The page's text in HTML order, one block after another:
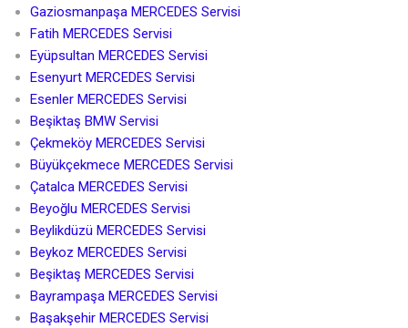
Gaziosmanpaşa MERCEDES Servisi
Fatih MERCEDES Servisi
Eyüpsultan MERCEDES Servisi
Esenyurt MERCEDES Servisi
Esenler MERCEDES Servisi
Beşiktaş BMW Servisi
Çekmeköy MERCEDES Servisi
Büyükçekmece MERCEDES Servisi
Çatalca MERCEDES Servisi
Beyoğlu MERCEDES Servisi
Beylikdüzü MERCEDES Servisi
Beykoz MERCEDES Servisi
Beşiktaş MERCEDES Servisi
Bayrampaşa MERCEDES Servisi
Başakşehir MERCEDES Servisi